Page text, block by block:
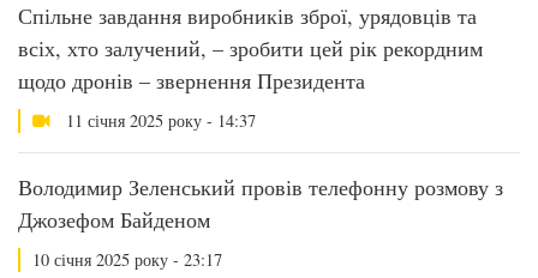
Спільне завдання виробників зброї, урядовців та
всіх, хто залучений, – зробити цей рік рекордним
щодо дронів – звернення Президента
11 січня 2025 року - 14:37
Володимир Зеленський провів телефонну розмову з
Джозефом Байденом
10 січня 2025 року - 23:17